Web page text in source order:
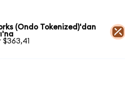
(Ondo Tokenized)'dan